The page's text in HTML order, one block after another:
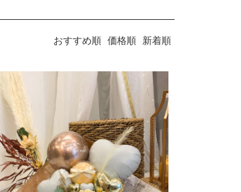
おすすめ順 価格順 新着順